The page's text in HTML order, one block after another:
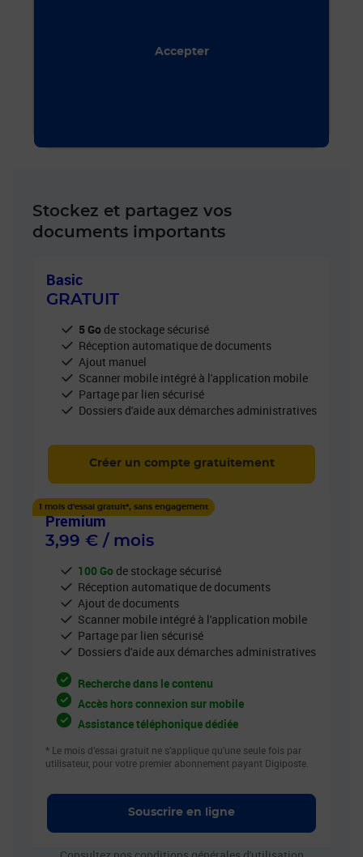
Accepter
Stockez et partagez vos
documents importants
Basic
GRATUIT
5 Go de stockage sécurisé
Réception automatique de documents
Ajout manuel
Scanner mobile intégré à l'application mobile
Partage par lien sécurisé
Dossiers d'aide aux démarches administratives
Créer un compte gratuitement
1 mois d'essai gratuit*, sans engagement
Premium
3,99 € / mois
100 Go de stockage sécurisé
Réception automatique de documents
Ajout de documents
Scanner mobile intégré à l'application mobile
Partage par lien sécurisé
Dossiers d'aide aux démarches administratives
Recherche dans le contenu
Accès hors connexion sur mobile
Assistance téléphonique dédiée
* Le mois d’essai gratuit ne s’applique qu’une seule fois par
utilisateur, pour votre premier abonnement payant Digiposte.
Souscrire en ligne